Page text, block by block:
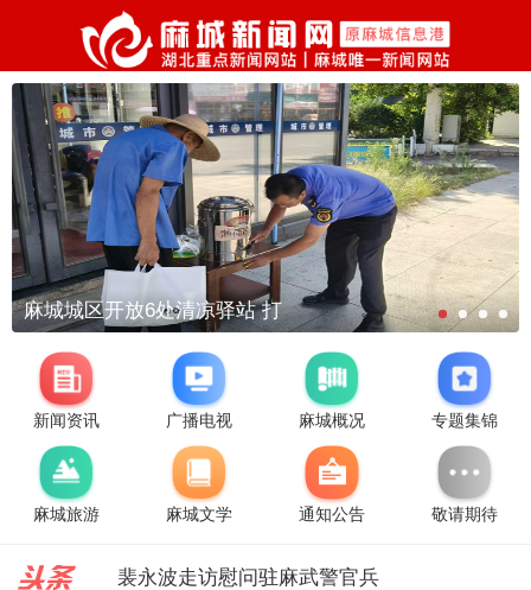
麻城城区开放6处清凉驿站 打
新闻资讯 广播电视 麻城概况 专题集锦
麻城旅游 麻城文学 通知公告 敬请期待
裴永波走访慰问驻麻武警官兵